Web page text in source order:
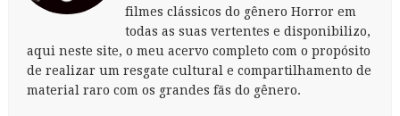
filmes clássicos do gênero Horror em
todas as suas vertentes e disponibilizo,
aqui neste site, o meu acervo completo com o propósito
de realizar um resgate cultural e compartilhamento de
material raro com os grandes fãs do gênero.